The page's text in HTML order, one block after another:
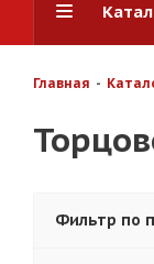
Главная -
Фильтр по